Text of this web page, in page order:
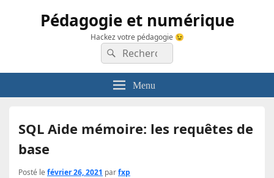
Pédagogie et numérique
Hackez votre pédagogie 😉
Recherche :
Rechercher
Menu
SQL Aide mémoire: les requêtes de
base
Posté le février 26, 2021 parfxp